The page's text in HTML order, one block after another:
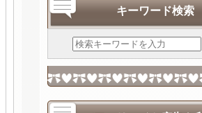
キーワード検索